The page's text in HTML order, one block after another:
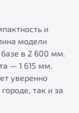
и
модели
в 2 600 мм.
— 1 615 мм.
уверенно
так и за